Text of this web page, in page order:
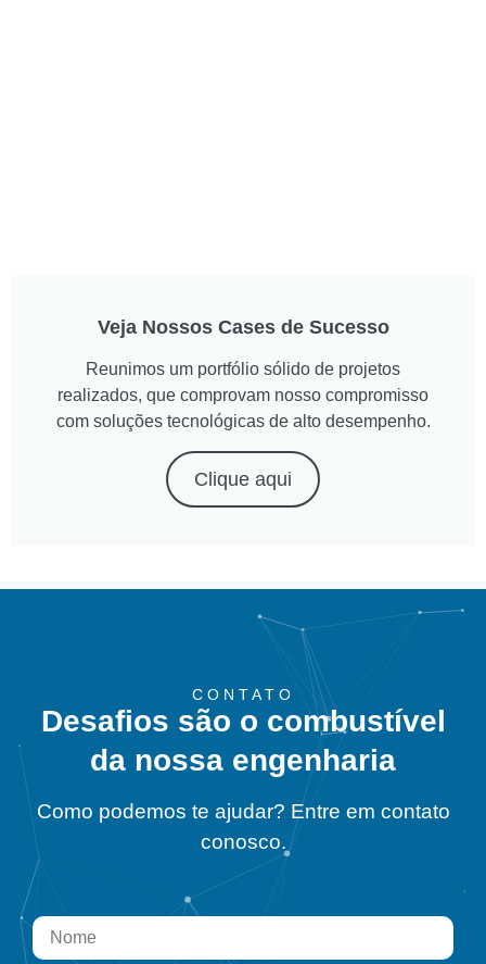
Veja Nossos Cases de Sucesso
Reunimos um portfólio sólido de projetos
realizados, que comprovam nosso compromisso
com soluções tecnológicas de alto desempenho.
Clique aqui
CONTATO
Desafios são o combustível
da nossa engenharia
Como podemos te ajudar? Entre em contato
conosco.